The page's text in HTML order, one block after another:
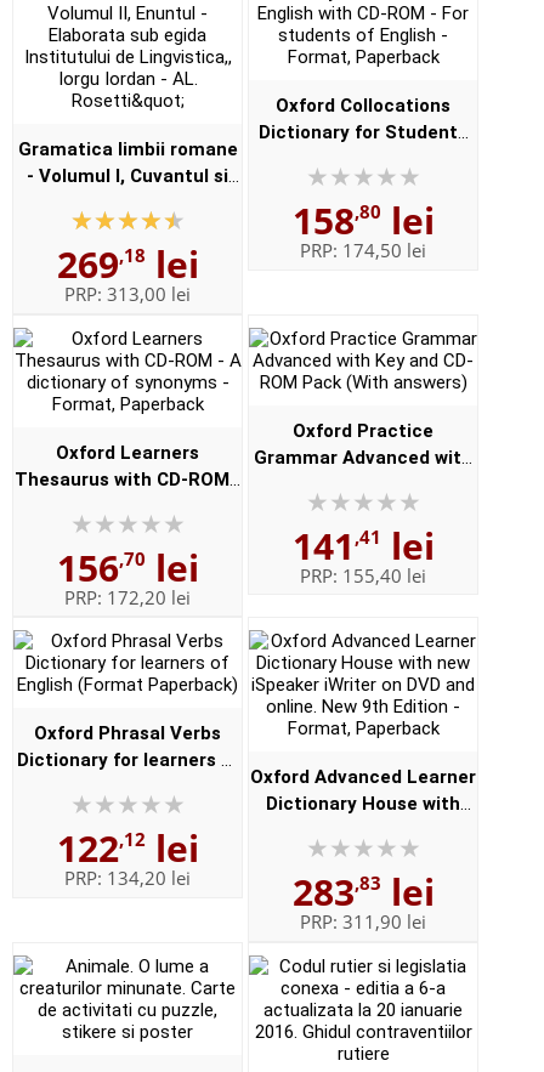
Gramatica limbii romane
- Volumul I, Cuvantul si
Elaborata sub egida
Institutului de
Lingvistica,,...
269,18 lei
PRP: 313,00 lei
Oxford Collocations
Dictionary for Students
For students of English -
Format, Paperback
158,80 lei
PRP: 174,50 lei
Oxford Learners
Thesaurus with CD-ROM -
- Format, Paperback
156,70 lei
PRP: 172,20 lei
Oxford Practice
Grammar Advanced with
(With answers)
141 ,41 lei
PRP: 155,40 lei
Oxford Phrasal Verbs
Dictionary for learners of
Paperback)
122,12lei
PRP: 134,20 lei
Oxford Advanced Learner
Dictionary House with
DVD and online. New 9th
Edition - Format,
Paperbac...
283,83 lei
PRP: 311,90 lei